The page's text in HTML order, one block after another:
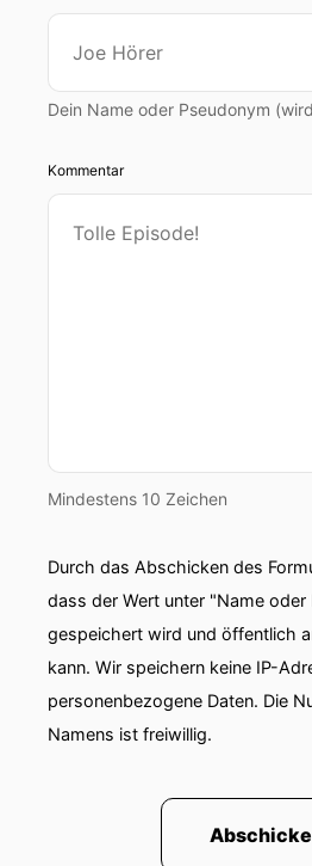
Dein Name oder Pseudonym
Kommentar
Mindestens 10 Zeichen
Durch das Abschicken des
dass der Wert unter "Name oder
gespeichert wird und öffentlich
kann. Wir speichern keine IP-
personenbezogene Daten. Die
Namens ist freiwillig.